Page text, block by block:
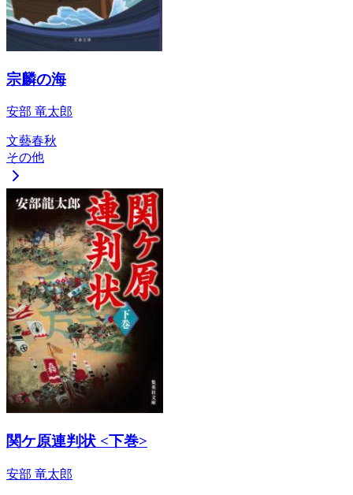
宗麟の海
安部 竜太郎
文藝春秋
その他
関ケ原連判状 <下巻>
安部 竜太郎